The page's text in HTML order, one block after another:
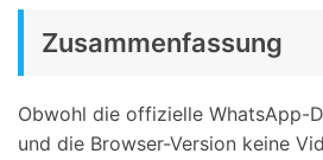
Zusammenfassung
Obwohl die offizielle WhatsApp-
und die Browser-Version keine